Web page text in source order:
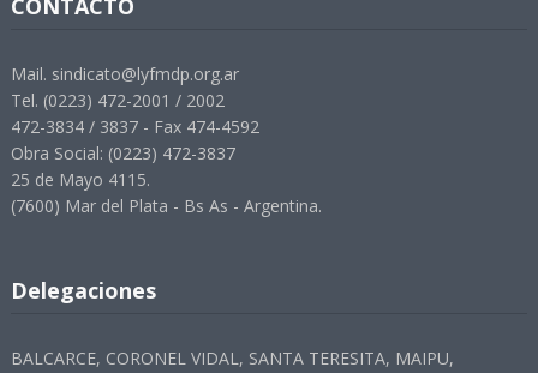
CONTACTO
Mail. sindicato@lyfmdp.org.ar
Tel. (0223) 472-2001 / 2002
472-3834 / 3837 - Fax 474-4592
Obra Social: (0223) 472-3837
25 de Mayo 4115.
(7600) Mar del Plata - Bs As - Argentina.
Delegaciones
BALCARCE, CORONEL VIDAL, SANTA TERESITA, MAIPU,